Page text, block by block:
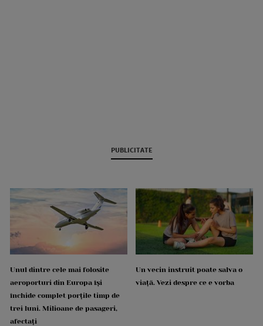
PUBLICITATE
Unul dintre cele mai folosite
aeroporturi din Europa își
închide complet porțile timp de
trei luni. Milioane de pasageri,
afectați
Un vecin instruit poate salva o
viață. Vezi despre ce e vorba